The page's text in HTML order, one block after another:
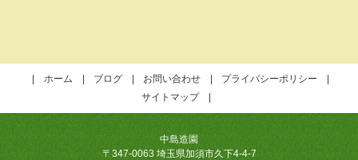
ホーム ブログ お問い合わせ
プライバシーポリシー
サイトマップ
中島造園
〒347-0063 埼玉県加須市久下4-4-7